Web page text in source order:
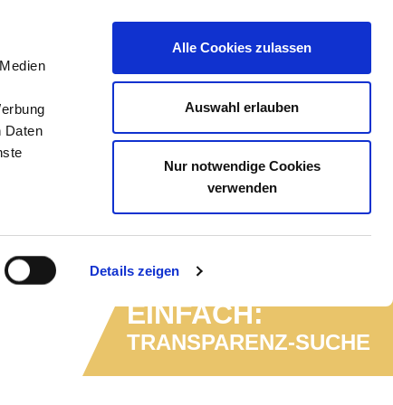
Daten
Details zeigen
Alle Cookies zulassen
Auswahl erlauben
Nur notwendige Cookies
verwenden
STELLENBÖRSE KONTAKT
EINFACH:
TRANSPARENZ-SUCHE